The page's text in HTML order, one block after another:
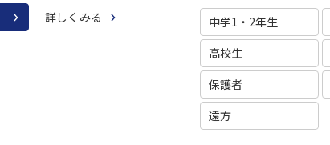
詳しくみる 中学1・2年生
高校生
保護者
遠方